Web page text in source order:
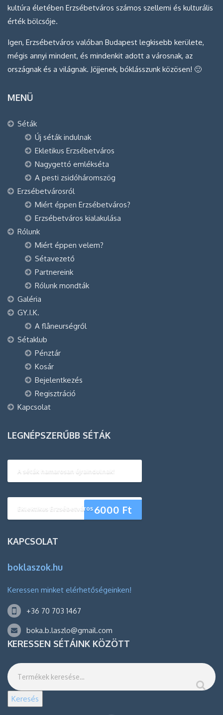
kultúra életében Erzsébetváros számos szellemi és kulturális
érték bölcsője.
Igen, Erzsébetváros valóban Budapest legkisebb kerülete,
mégis annyi mindent, és mindenkit adott a városnak, az
országnak és a világnak. Jöjjenek, bóklásszunk közösen! 🙂
MENÜ
Séták
Új séták indulnak
Ekletikus Erzsébetváros
Nagygettó emlékséta
A pesti zsidóháromszög
Erzsébetvárosról
Miért éppen Erzsébetváros?
Erzsébetváros kialakulása
Rólunk
Miért éppen velem?
Sétavezető
Partnereink
Rólunk mondták
Galéria
GY.I.K.
A flâneurségről
Sétaklub
Pénztár
Kosár
Bejelentkezés
Regisztráció
Kapcsolat
LEGNÉPSZERŰBB SÉTÁK
A séták hamarosan újraindulnak!
6000 Ft
Eklektikus Erzsébetváros
KAPCSOLAT
boklaszok.hu
Keressen minket elérhetőségeinken!
+36 70 703 1467
boka.b.laszlo@gmail.com
KERESSEN SÉTÁINK KÖZÖTT
Keresés